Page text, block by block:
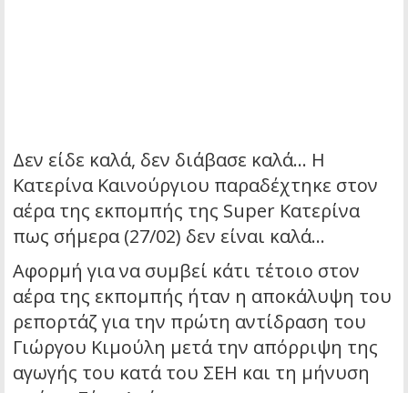
Δεν είδε καλά, δεν διάβασε καλά… Η
Κατερίνα Καινούργιου παραδέχτηκε στον
αέρα της εκπομπής της Super Κατερίνα
πως σήμερα (27/02) δεν είναι καλά…
Αφορμή για να συμβεί κάτι τέτοιο στον
αέρα της εκπομπής ήταν η αποκάλυψη του
ρεπορτάζ για την πρώτη αντίδραση του
Γιώργου Κιμούλη μετά την απόρριψη της
αγωγής του κατά του ΣΕΗ και τη μήνυση